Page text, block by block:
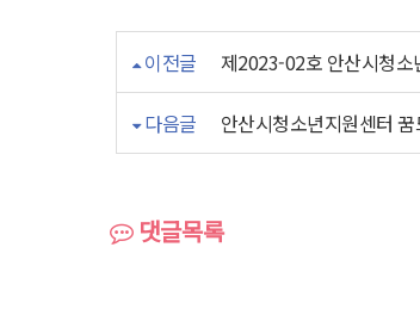
이전글 제2023-02호 안산시청소
다음글 안산시청소년지원센터
댓글목록